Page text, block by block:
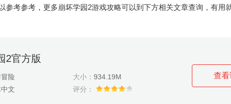
参考参考，更多崩坏学园2游戏攻略可以到下方相关文章查询，有用
2官方版
险 大小： 934.19M
文 评分：
查